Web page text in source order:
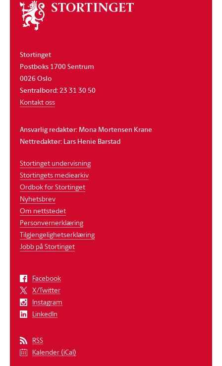
Om
stortinget
Stortinget
Postboks 1700 Sentrum
0026 Oslo
Sentralbord: 23 31 30 50
Kontakt oss
Ansvarlig redaktør: Mona Mortensen Krane
Nettredaktør: Lars Henie Barstad
Stortinget undervisning
Stortingets mediearkiv
Ordbok for Stortinget
Nyhetsbrev
Om nettstedet
Personvernerklæring
Tilgjengelighetserklæring
Jobb på Stortinget
Facebook
X/Twitter
Instagram
LinkedIn
RSS
Kalender (iCal)